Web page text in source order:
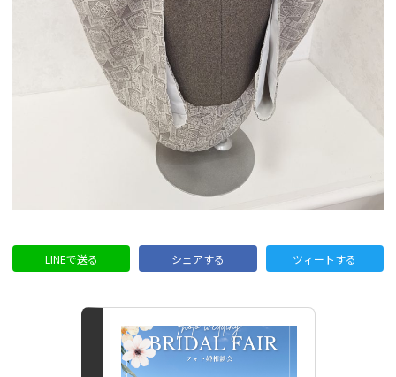
LINEで送る シェアする ツィートする